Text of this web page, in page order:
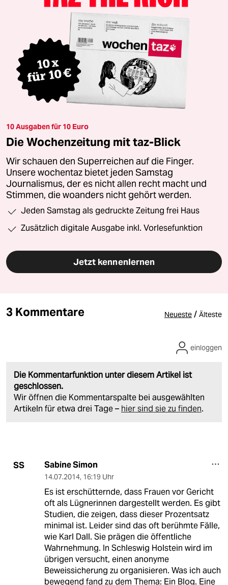
10 Ausgaben für 10 Euro
Die Wochenzeitung mit taz-Blick
Wir schauen den Superreichen auf die Finger.
Unsere wochentaz bietet jeden Samstag
Journalismus, der es nicht allen recht macht und
Stimmen, die woanders nicht gehört werden.
Jeden Samstag als gedruckte Zeitung frei Haus
Zusätzlich digitale Ausgabe inkl. Vorlesefunktion
Jetzt kennenlernen
3 Kommentare Neueste / Älteste
Die Kommentarfunktion unter diesem Artikel ist
geschlossen.
Wir öffnen die Kommentarspalte bei ausgewählten
Artikeln für etwa drei Tage – hier sind sie zu finden.
einloggen
SS Sabine Simon
14.07.2014, 16:19 Uhr
Es ist erschütternde, dass Frauen vor Gericht
oft als Lügnerinnen dargestellt werden. Es gibt
Studien, die zeigen, dass dieser Prozentsatz
minimal ist. Leider sind das oft berühmte Fälle,
wie Karl Dall. Sie prägen die öffentliche
Wahrnehmung. In Schleswig Holstein wird im
übrigen versucht, einen anonyme
Beweissicherung zu organisieren. Was ich auch
bewegend fand zu dem Thema: Ein Blog. Eine